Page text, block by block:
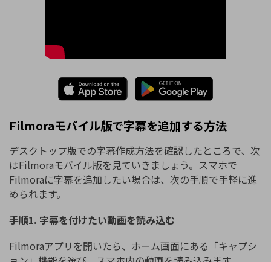
Filmoraモバイル版で字幕を追加する方法
デスクトップ版での字幕作成方法を確認したところで、次
はFilmoraモバイル版を見ていきましょう。スマホで
Filmoraに字幕を追加したい場合は、次の手順で手軽に進
められます。
手順1. 字幕を付けたい動画を読み込む
Filmoraアプリを開いたら、ホーム画面にある「キャプシ